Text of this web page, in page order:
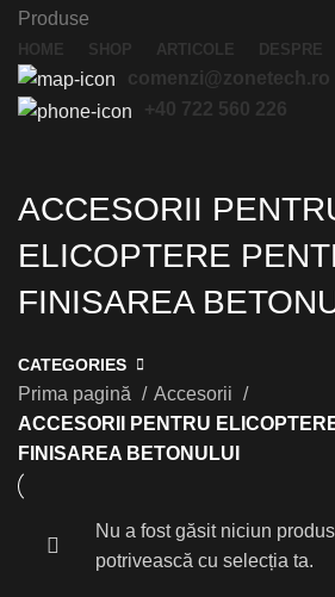
Produse
HOME SHOP ARTICOLE DESPRE
comenzi@zonetech.ro
+40 722 560 226
ACCESORII
ELICOPTERE
FINISAREA
CATEGORIES
Prima pagină
Accesorii
ACCESORII PENTRU
FINISAREA BETONULUI
Nu a fost găsit niciun
potrivească cu selecția ta.